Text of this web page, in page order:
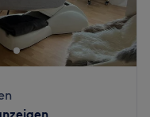
in stilvoller
Divine Beauty
Hier stehen
Anwendungen und
Kundin und jedes